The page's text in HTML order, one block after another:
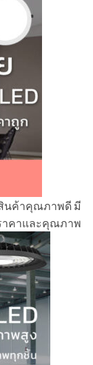
นค้าคุณภาพดี มี
าคาและคุณภาพ